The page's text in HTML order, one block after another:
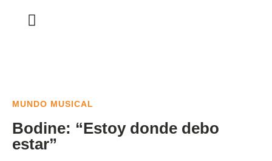
MUNDO MUSICAL
Bodine: “Estoy donde debo
estar”